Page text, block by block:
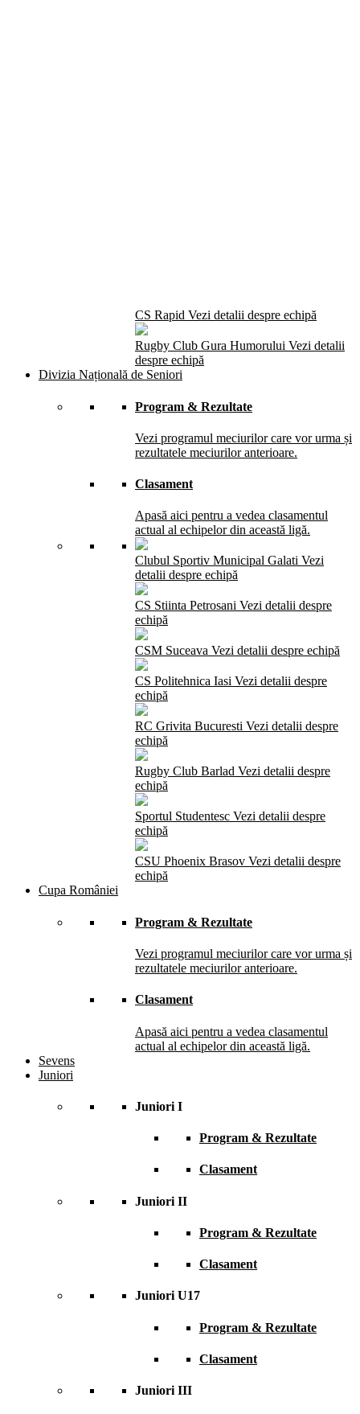
CS Rapid Vezi detalii despre echipă
Rugby Club Gura Humorului Vezi detalii
despre echipă
Divizia Națională de Seniori
Program & Rezultate
Vezi programul meciurilor care vor urma și
rezultatele meciurilor anterioare.
Clasament
Apasă aici pentru a vedea clasamentul
actual al echipelor din această ligă.
Clubul Sportiv Municipal Galati Vezi
detalii despre echipă
CS Stiinta Petrosani Vezi detalii despre
echipă
CSM Suceava Vezi detalii despre echipă
CS Politehnica Iasi Vezi detalii despre
echipă
RC Grivita Bucuresti Vezi detalii despre
echipă
Rugby Club Barlad Vezi detalii despre
echipă
Sportul Studentesc Vezi detalii despre
echipă
CSU Phoenix Brasov Vezi detalii despre
echipă
Cupa României
Program & Rezultate
Vezi programul meciurilor care vor urma și
rezultatele meciurilor anterioare.
Clasament
Apasă aici pentru a vedea clasamentul
actual al echipelor din această ligă.
Sevens
Juniori
Juniori I
Program & Rezultate
Clasament
Juniori II
Program & Rezultate
Clasament
Juniori U17
Program & Rezultate
Clasament
Juniori III